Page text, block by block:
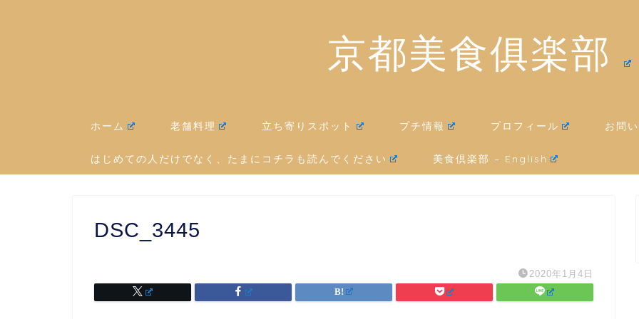
京都美食俱楽部
ホーム 老舗料理 立ち寄りスポット プチ情報 プロフィール お問
はじめての人だけでなく、たまにコチラも読んでください 美食倶楽部 – English
DSC_3445
2020年1月4日